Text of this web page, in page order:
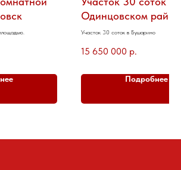
Одинцовском
Участок 30 соток в Бушарино
15 650 000 р.
Подробнее